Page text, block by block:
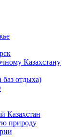
Казахстану
баз отдыха)
Казахстан
природу